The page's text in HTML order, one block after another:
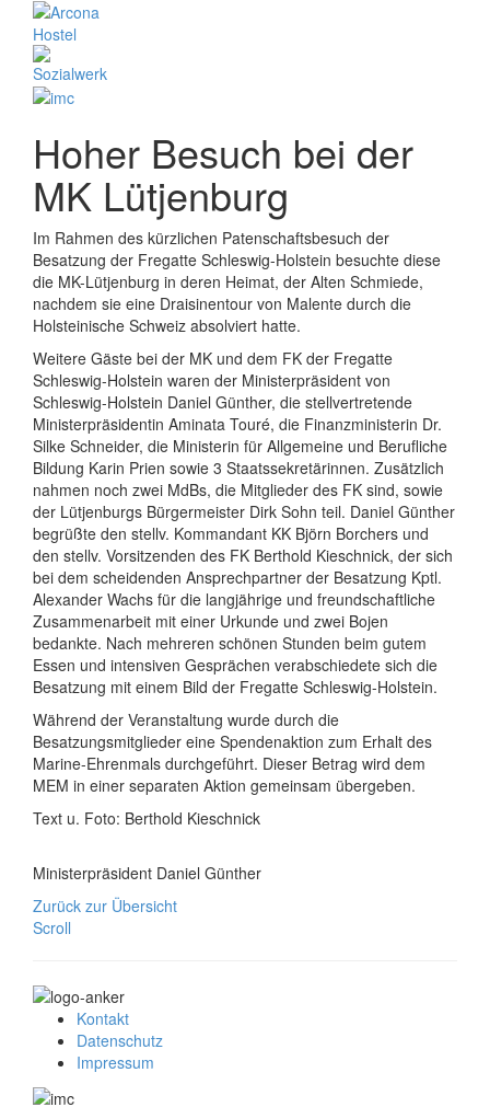
Hoher Besuch bei der
MK Lütjenburg
Im Rahmen des kürzlichen Patenschaftsbesuch der
Besatzung der Fregatte Schleswig-Holstein besuchte diese
die MK-Lütjenburg in deren Heimat, der Alten Schmiede,
nachdem sie eine Draisinentour von Malente durch die
Holsteinische Schweiz absolviert hatte.
Weitere Gäste bei der MK und dem FK der Fregatte
Schleswig-Holstein waren der Ministerpräsident von
Schleswig-Holstein Daniel Günther, die stellvertretende
Ministerpräsidentin Aminata Touré, die Finanzministerin Dr.
Silke Schneider, die Ministerin für Allgemeine und Berufliche
Bildung Karin Prien sowie 3 Staatssekretärinnen. Zusätzlich
nahmen noch zwei MdBs, die Mitglieder des FK sind, sowie
der Lütjenburgs Bürgermeister Dirk Sohn teil. Daniel Günther
begrüßte den stellv. Kommandant KK Björn Borchers und
den stellv. Vorsitzenden des FK Berthold Kieschnick, der sich
bei dem scheidenden Ansprechpartner der Besatzung Kptl.
Alexander Wachs für die langjährige und freundschaftliche
Zusammenarbeit mit einer Urkunde und zwei Bojen
bedankte. Nach mehreren schönen Stunden beim gutem
Essen und intensiven Gesprächen verabschiedete sich die
Besatzung mit einem Bild der Fregatte Schleswig-Holstein.
Während der Veranstaltung wurde durch die
Besatzungsmitglieder eine Spendenaktion zum Erhalt des
Marine-Ehrenmals durchgeführt. Dieser Betrag wird dem
MEM in einer separaten Aktion gemeinsam übergeben.
Text u. Foto: Berthold Kieschnick
Ministerpräsident Daniel Günther
Zurück zur Übersicht
Scroll
Kontakt
Datenschutz
Impressum